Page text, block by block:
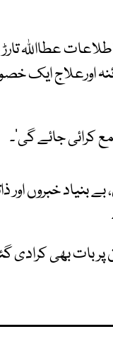
عطااللہ
اورعلاج ایک
کرائی جائے گی’۔
بنیاد خبروں اور
پر بات بھی کرادی